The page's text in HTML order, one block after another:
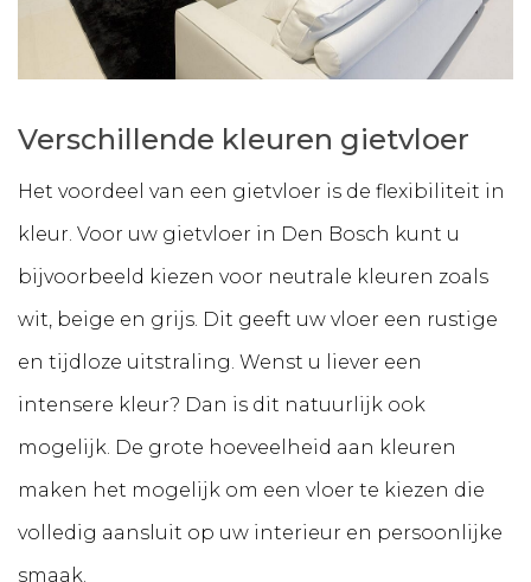
Verschillende kleuren gietvloer
Het voordeel van een gietvloer is de flexibiliteit in
kleur. Voor uw gietvloer in Den Bosch kunt u
bijvoorbeeld kiezen voor neutrale kleuren zoals
wit, beige en grijs. Dit geeft uw vloer een rustige
en tijdloze uitstraling. Wenst u liever een
intensere kleur? Dan is dit natuurlijk ook
mogelijk. De grote hoeveelheid aan kleuren
maken het mogelijk om een vloer te kiezen die
volledig aansluit op uw interieur en persoonlijke
smaak.